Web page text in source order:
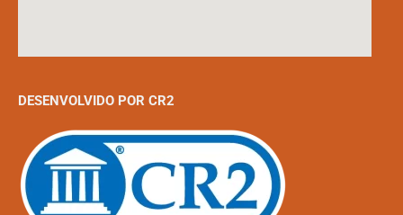
DESENVOLVIDO POR CR2